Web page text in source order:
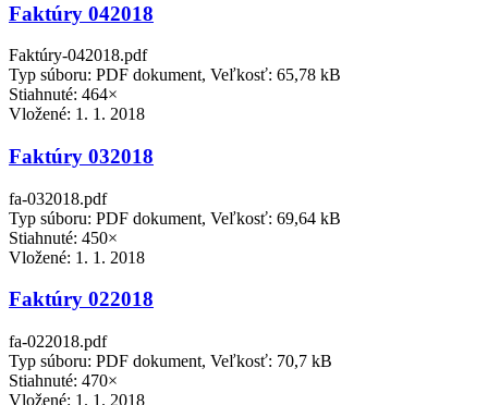
Faktúry 042018
Faktúry-042018.pdf
Typ súboru: PDF dokument, Veľkosť: 65,78 kB
Stiahnuté: 464×
Vložené: 1. 1. 2018
Faktúry 032018
fa-032018.pdf
Typ súboru: PDF dokument, Veľkosť: 69,64 kB
Stiahnuté: 450×
Vložené: 1. 1. 2018
Faktúry 022018
fa-022018.pdf
Typ súboru: PDF dokument, Veľkosť: 70,7 kB
Stiahnuté: 470×
Vložené: 1. 1. 2018